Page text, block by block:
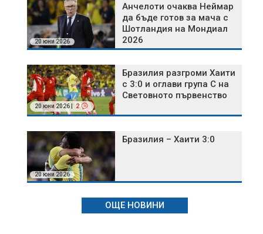
20 юни 2026
Анчелоти очаква Неймар
да бъде готов за мача с
Шотландия на Мондиал
2026
20 юни 2026 | 2
Бразилия разгроми Хаити
с 3:0 и оглави група C на
Световното първенство
20 юни 2026
Бразилия – Хаити 3:0
ОЩЕ НОВИНИ